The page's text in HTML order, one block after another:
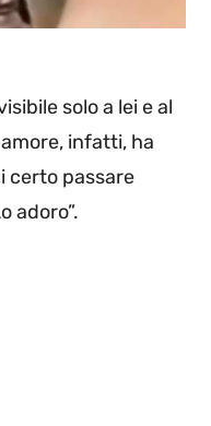
solo a lei e al
infatti, ha
certo passare
adoro”.